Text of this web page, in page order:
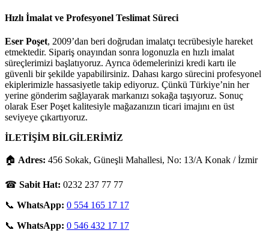
Hızlı İmalat ve Profesyonel Teslimat Süreci
Eser Poşet, 2009’dan beri doğrudan imalatçı tecrübesiyle hareket
etmektedir. Sipariş onayından sonra logonuzla en hızlı imalat
süreçlerimizi başlatıyoruz. Ayrıca ödemelerinizi kredi kartı ile
güvenli bir şekilde yapabilirsiniz. Dahası kargo sürecini profesyonel
ekiplerimizle hassasiyetle takip ediyoruz. Çünkü Türkiye’nin her
yerine gönderim sağlayarak markanızı sokağa taşıyoruz. Sonuç
olarak Eser Poşet kalitesiyle mağazanızın ticari imajını en üst
seviyeye çıkartıyoruz.
İLETİŞİM BİLGİLERİMİZ
🏠 Adres: 456 Sokak, Güneşli Mahallesi, No: 13/A Konak / İzmir
☎ Sabit Hat: 0232 237 77 77
📞 WhatsApp: 0 554 165 17 17
📞 WhatsApp: 0 546 432 17 17